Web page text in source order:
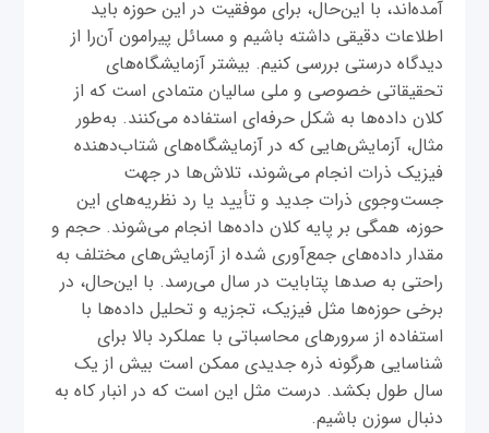
آمده‌اند، با این‌حال، برای موفقیت در این حوزه باید
اطلاعات دقیقی داشته باشیم و مسائل پیرامون آن‌را از
دیدگاه درستی بررسی کنیم. بیشتر آزمایشگاه‌های
تحقیقاتی خصوصی و ملی سالیان متمادی است که از
کلان داده‌ها به شکل حرفه‌ای استفاده می‌کنند. به‌طور
مثال، آزمایش‌هایی که در آزمایشگاه‌های شتاب‌دهنده
فیزیک ذرات انجام می‌شوند، تلاش‌ها در جهت
جست‌وجوی ذرات جدید و تأیید یا رد نظریه‌های این
حوزه، همگی بر پایه کلان داده‌ها انجام می‌شوند. حجم و
مقدار داده‌های جمع‌آوری شده از آزمایش‌های مختلف به
راحتی به صدها پتابایت در سال می‌رسد. با این‌حال، در
برخی حوزه‌ها مثل فیزیک، تجزیه و تحلیل داده‌ها با
استفاده از سرورهای محاسباتی با عملکرد بالا برای
شناسایی هرگونه ذره جدیدی ممکن است بیش از یک
سال طول بکشد. درست مثل این است که در انبار کاه به
دنبال سوزن باشیم.